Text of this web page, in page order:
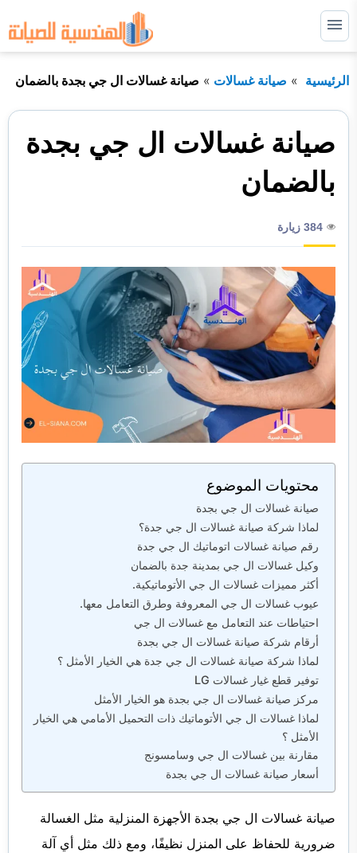
التجاوز
إلى القائمة
عن:
ابحث
صيانة غسالات
صيانة مكيفات
نصائح مهمة
الرئيسية صيانة غسالات صيانة غسالات ال جي بجدة بالضمان
صيانة غسالات ال جي بجدة
بالضمان
384 زيارة
محتويات الموضوع
صيانة غسالات ال جي بجدة
لماذا شركة صيانة غسالات ال جي جدة؟
رقم صيانة غسالات اتوماتيك ال جي جدة
وكيل غسالات ال جي بمدينة جدة بالضمان
أكثر مميزات غسالات ال جي الأتوماتيكية.
عيوب غسالات ال جي المعروفة وطرق التعامل معها.
احتياطات عند التعامل مع غسالات ال جي
أرقام شركة صيانة غسالات ال جي بجدة
لماذا شركة صيانة غسالات ال جي جدة هي الخيار الأمثل ؟
توفير قطع غيار غسالات LG
مركز صيانة غسالات ال جي بجدة هو الخيار الأمثل
لماذا غسالات ال جي الأتوماتيك ذات التحميل الأمامي هي الخيار
الأمثل ؟
مقارنة بين غسالات ال جي وسامسونج
أسعار صيانة غسالات ال جي بجدة
صيانة غسالات ال جي بجدة الأجهزة المنزلية مثل الغسالة
ضرورية للحفاظ على المنزل نظيفًا، ومع ذلك مثل أي آلة